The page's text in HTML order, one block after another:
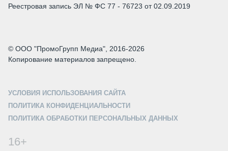
Реестровая запись ЭЛ № ФС 77 - 76723 от 02.09.2019
© ООО "ПромоГрупп Медиа", 2016-2026
Копирование материалов запрещено.
УСЛОВИЯ ИСПОЛЬЗОВАНИЯ САЙТА
ПОЛИТИКА КОНФИДЕНЦИАЛЬНОСТИ
ПОЛИТИКА ОБРАБОТКИ ПЕРСОНАЛЬНЫХ ДАННЫХ
16+